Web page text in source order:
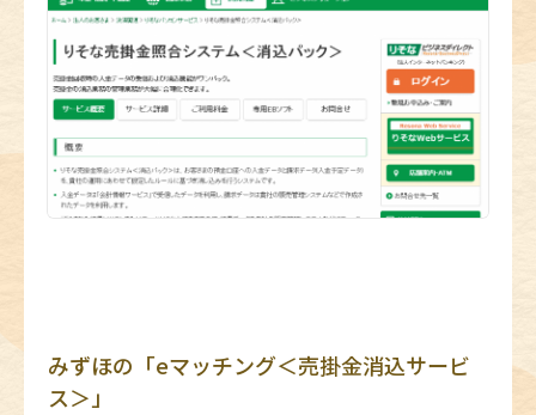
みずほの「eマッチング＜売掛金消込サービ
ス＞」